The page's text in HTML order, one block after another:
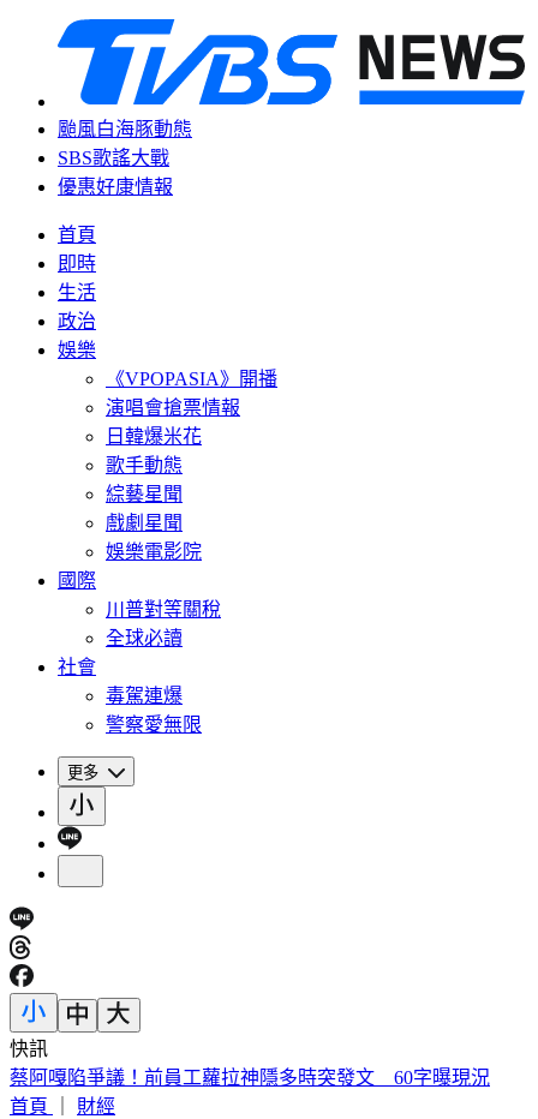
颱風白海豚動態
SBS歌謠大戰
優惠好康情報
首頁
即時
生活
政治
娛樂
《VPOPASIA》開播
演唱會搶票情報
日韓爆米花
歌手動態
綜藝星聞
戲劇星聞
娛樂電影院
國際
川普對等關稅
全球必讀
社會
毒駕連爆
警察愛無限
更多
快訊
桃園今天大停水！5區近10萬戶「斷水11小時」 影響範圍一
次看